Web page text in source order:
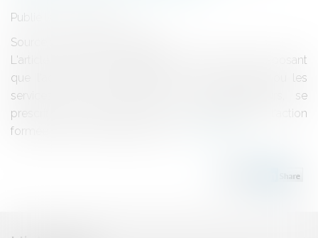
Publié le :
Source :
L'article L. 218-2, du code de la consommation, disposant
que l'action des professionnels, pour les biens ou les
services qu'ils fournissent aux consommateurs, se
prescrit par deux ans, n'est pas applicable à l'action
formée par le crédit-bailleur qui...